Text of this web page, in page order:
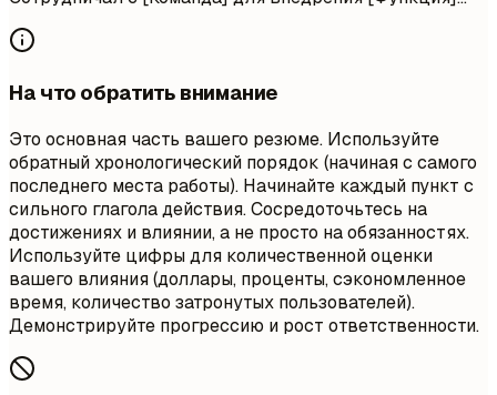
На что обратить внимание
Это основная часть вашего резюме. Используйте
обратный хронологический порядок (начиная с самого
последнего места работы). Начинайте каждый пункт с
сильного глагола действия. Сосредоточьтесь на
достижениях и влиянии, а не просто на обязанностях.
Используйте цифры для количественной оценки
вашего влияния (доллары, проценты, сэкономленное
время, количество затронутых пользователей).
Демонстрируйте прогрессию и рост ответственности.